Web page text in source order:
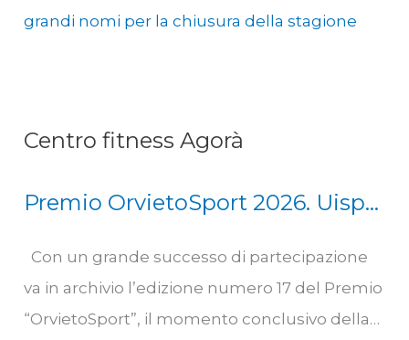
grandi nomi per la chiusura della stagione
Centro fitness Agorà
Premio OrvietoSport 2026. Uisp
dell’anno
Con un grande successo di partecipazione
va in archivio l’edizione numero 17 del Premio
“OrvietoSport”, il momento conclusivo della